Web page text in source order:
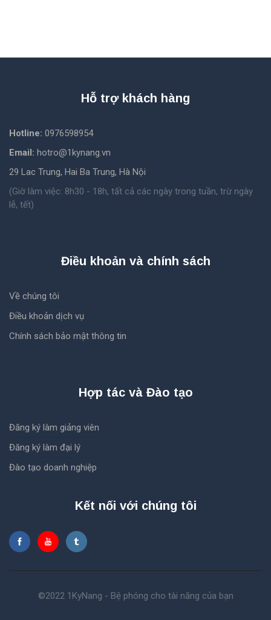
Hỗ trợ khách hàng
Hotline: 0976598954
Email: hotro@1kynang.vn
29 Lac Trung, Hai Ba Trung, Hà Nội
(Giờ làm việc: 8h30 - 18h, tất cả các ngày trong tuần, trừ ngày
lễ, tết)
Điều khoản và chính sách
Về chúng tôi
Điều khoản dịch vụ
Chính sách bảo mật thông tin
Hợp tác và Đào tạo
Đăng ký làm giảng viên
Đăng ký làm đại lý
Đào tạo doanh nghiệp
Kết nối với chúng tôi
©2022 1KyNang - Bệ phóng cho tài năng của bạn